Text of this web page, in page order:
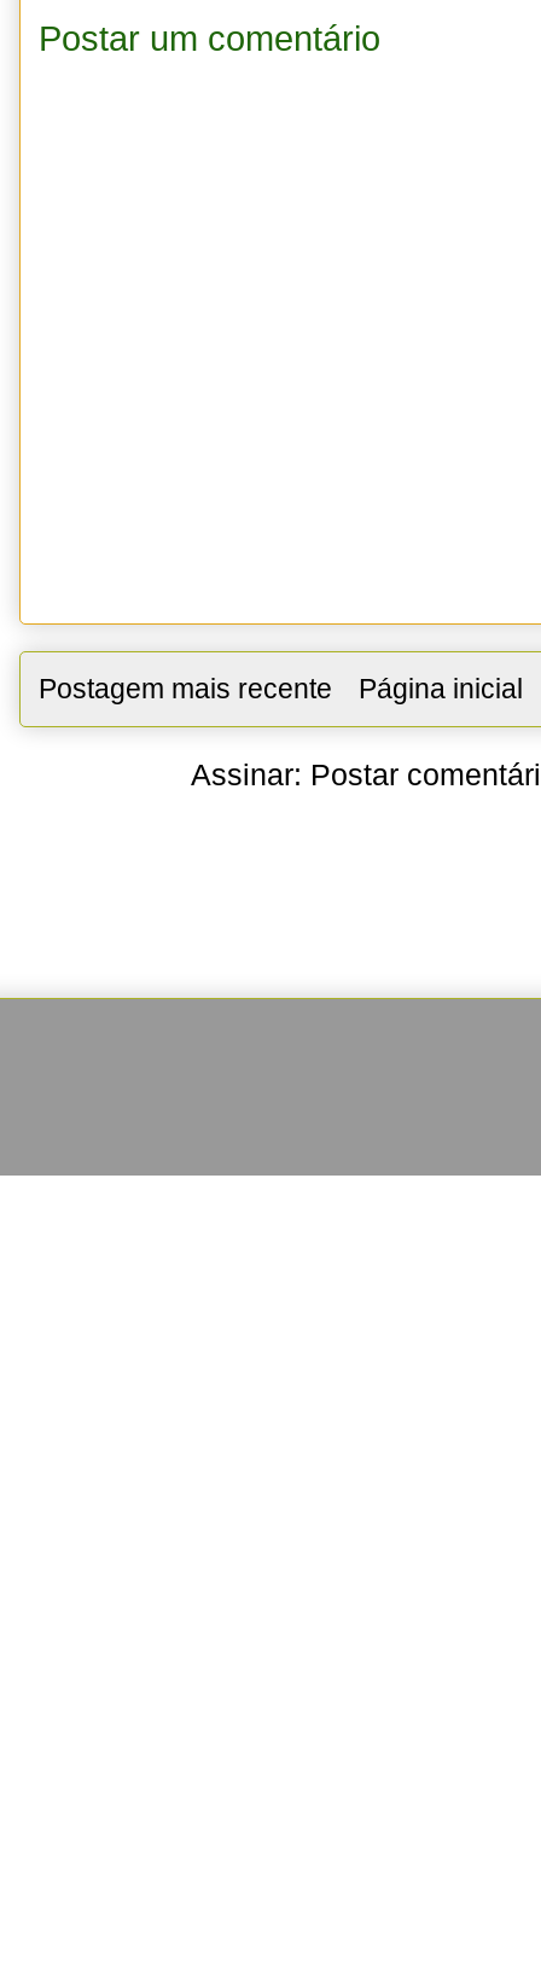
Postar um comentário
Postagem mais recente Página inicial
Assinar: Postar